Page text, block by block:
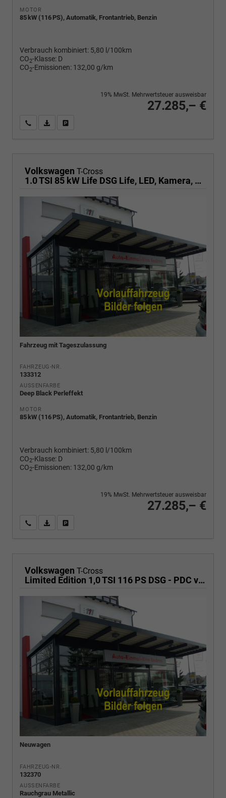
MOTOR
85 kW (116 PS), Automatik, Frontantrieb, Benzin
Verbrauch kombiniert: 5,80 l/100km
CO2-Klasse: D
CO2-Emissionen: 132,00 g/km
27.285,– €
19% MwSt. Mehrwertsteuer ausweisbar
Wir rufen Sie anPDF-Fahrzeugexposé drucken
Volkswagen T-Cross
1.0 TSI 85 kW Life DSG Life, LED, Kamera, ACC, Side, Winter, 17-Zoll
Fahrzeug mit Tageszulassung
FAHRZEUG-NR.
133312
AUSSENFARBE
Deep Black Perleffekt
MOTOR
85 kW (116 PS), Automatik, Frontantrieb, Benzin
Verbrauch kombiniert: 5,80 l/100km
CO2-Klasse: D
CO2-Emissionen: 132,00 g/km
27.285,– €
19% MwSt. Mehrwertsteuer ausweisbar
Wir rufen Sie anPDF-Fahrzeugexposé drucken
Volkswagen T-Cross
Limited Edition 1,0 TSI 116 PS DSG - PDC vorne/hinten-Rückfahrkamera-AppleCarPlay/AndroidAuto-2 Zonen Klimaautomatik-USB C-ACC inkl. TravelAssist-LED-Keyless Go-Sofort
Neuwagen
FAHRZEUG-NR.
132370
AUSSENFARBE
Rauchgrau Metallic